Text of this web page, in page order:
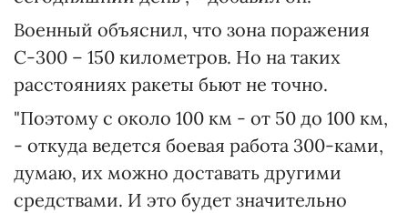
Военный объяснил, что зона поражения
С-300 – 150 километров. Но на таких
расстояниях ракеты бьют не точно.
"Поэтому с около 100 км - от 50 до 100 км,
- откуда ведется боевая работа 300-ками,
думаю, их можно доставать другими
средствами. И это будет значительно